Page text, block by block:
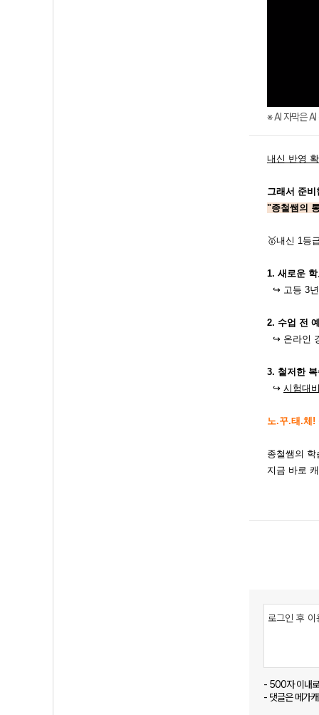
※ AI 자막은 AI
내신 반영
그래서 준
"종철쌤의
🥇내신 1등
1. 새로운
↪ 고등 3
2. 수업 전
↪ 온라인
3. 철저한
↪ 시험대
노.꾸.태.체!
종철쌤의
지금 바로
- 500자 이내
- 댓글은 메가